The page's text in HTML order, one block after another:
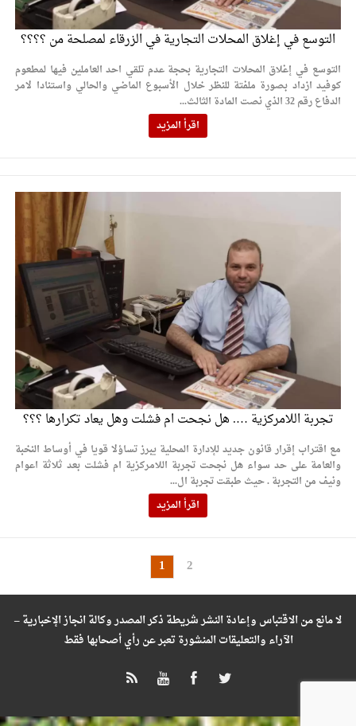
التوسع في إغلاق المحلات التجارية في الزرقاء لمصلحة من ؟؟؟؟
التوسع في إغلاق المحلات التجارية بحجة عدم تلقي احد العاملين فيها لمطعوم
كوفيد ازداد بصورة ملفتة للنظر خلال الأسبوع الماضي والحالي واستنادا لامر
الدفاع رقم 32 الذي نصت المادة الثالث...
اقرأ المزيد
تجربة اللامركزية …. هل نجحت ام فشلت وهل يعاد تكرارها ؟؟؟
مع اقتراب إقرار قانون جديد للإدارة المحلية يبرز تساؤلا قويا في أوساط النخبة
والعامة على حد سواء هل نجحت تجربة اللامركزية ام فشلت بعد ثلاثة اعوام
ونيف من التجربة . حيث طبقت تجربة ال...
اقرأ المزيد
1 2
لا مانع من الاقتباس وإعادة النشر شريطة ذكر المصدر وكالة انجاز الإخبارية –
الآراء والتعليقات المنشورة تعبر عن رأي أصحابها فقط